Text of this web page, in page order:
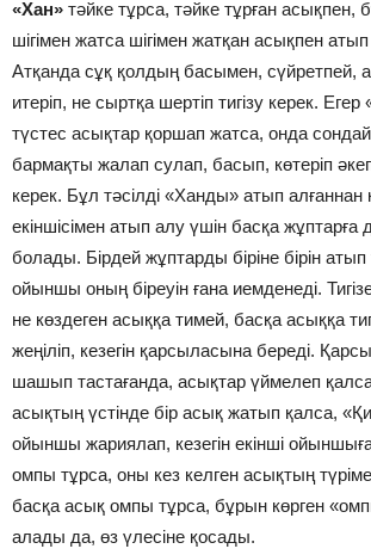
«Хан» тәйке тұрса, тәйке тұрған асықпен,
шігімен жатса шігімен жатқан асықпен
Атқанда сұқ қолдың басымен, сүйретпей,
итеріп, не сыртқа шертіп тигізу керек.
түстес асықтар қоршап жатса, онда
бармақты жалап сулап, басып, көтеріп
керек. Бұл тәсілді «Ханды» атып алғаннан
екіншісімен атып алу үшін басқа жұптарға
болады. Бірдей жұптарды біріне бірін атып
ойыншы оның біреуін ғана иемденеді.
не көздеген асыққа тимей, басқа асыққа
жеңіліп, кезегін қарсыласына береді.
шашып тастағанда, асықтар үймелеп
асықтың үстінде бір асық жатып қалса,
ойыншы жариялап, кезегін екінші
омпы тұрса, оны кез келген асықтың
басқа асық омпы тұрса, бұрын көрген
алады да, өз үлесіне қосады.